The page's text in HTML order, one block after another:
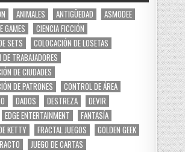
ANIMALES ANTIGÜEDAD
ASMODEE
GAMES
CIENCIA FICCIÓN
SETS
COLOCACIÓN DE LOSETAS
TRABAJADORES
DE CIUDADES
DE PATRONES
CONTROL DE ÁREA
DADOS DESTREZA
DEVIR
EDGE ENTERTAINMENT
FANTASÍA
KETTY
FRACTAL JUEGOS
GOLDEN GEEK
JUEGO DE CARTAS